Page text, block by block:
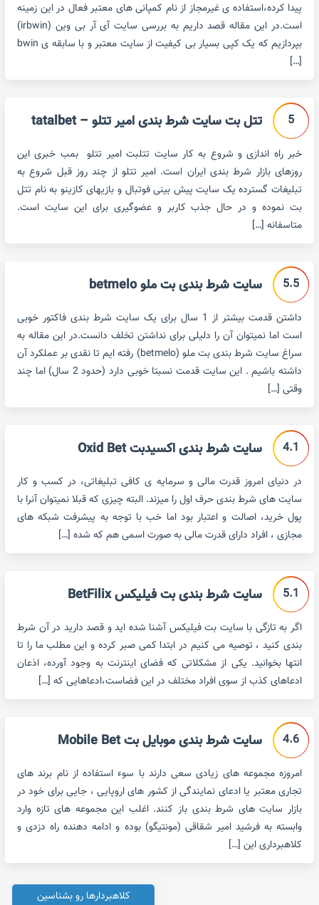
پیدا کرده،استفاده ی غیرمجاز از نام کمپانی های معتبر فعال در این زمینه
است.در این مقاله قصد داریم به بررسی سایت آی آر بی وین (irbwin)
بپردازیم که یک کپی بسیار بی کیفیت از سایت معتبر و با سابقه ی bwin
[…]
5 تتل بت سایت شرط بندی امیر تتلو – tatalbet
خبر راه اندازی و شروع به کار سایت تتلبت امیر تتلو بمب خبری این
روزهای بازار شرط بندی ایران است. امیر تتلو از چند روز قبل شروع به
تبلیغات گسترده یک سایت پیش بینی فوتبال و بازیهای کازینو به نام تتل
بت نموده و در حال جذب کاربر و عضوگیری برای این سایت است.
متاسفانه […]
5.5 سایت شرط بندی بت ملو betmelo
داشتن قدمت بیشتر از 1 سال برای یک سایت شرط بندی فاکتور خوبی
است اما نمیتوان آن را دلیلی برای نداشتن تخلف دانست.در این مقاله به
سراغ سایت شرط بندی بت ملو (betmelo) رفته ایم تا نقدی بر عملکرد آن
داشته باشیم . این سایت قدمت نسبتا خوبی دارد (حدود 2 سال) اما چند
وقتی […]
4.1 سایت شرط بندی اکسیدبت Oxid Bet
در دنیای امروز قدرت مالی و سرمایه ی کافی تبلیغاتی، در کسب و کار
سایت های شرط بندی حرف اول را میزند. البته چیزی که قبلا نمیتوان آنرا با
پول خرید، اصالت و اعتبار بود اما خب با توجه به پیشرفت شبکه های
مجازی ، افراد دارای قدرت مالی به صورت اسمی هم که شده […]
5.1 سایت شرط بندی بت فیلیکس BetFilix
اگر به تازگی با سایت بت فیلیکس آشنا شده اید و قصد دارید در آن شرط
بندی کنید ، توصیه می کنیم در ابتدا کمی صبر کرده و این مطلب ما را تا
انتها بخوانید. یکی از مشکلاتی که فضای اینترنت به وجود آورده، اذعان
ادعاهای کذب از سوی افراد مختلف در این فضاست،ادعاهایی که […]
4.6 سایت شرط بندی موبایل بت Mobile Bet
امروزه مجموعه های زیادی سعی دارند با سوء استفاده از نام برند های
تجاری معتبر یا ادعای نمایندگی از کشور های اروپایی ، جایی برای خود در
بازار سایت های شرط بندی باز کنند. اغلب این مجموعه های تازه وارد
وابسته به فرشید امیر شقاقی (مونتیگو) بوده و ادامه دهنده راه دزدی و
کلاهبرداری این […]
کلاهبردارها رو بشناسین